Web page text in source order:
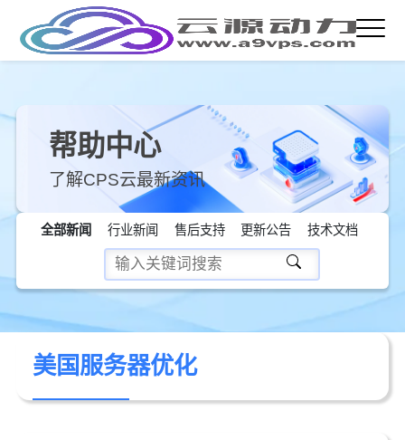
帮助中心
了解CPS云最新资讯
全部新闻 行业新闻 售后支持 更新公告 技术文档
美国服务器优化